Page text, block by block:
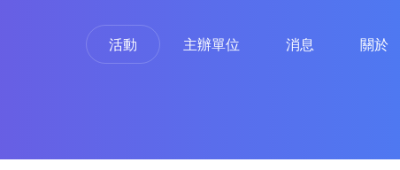
活動 主辦單位 消息 關於